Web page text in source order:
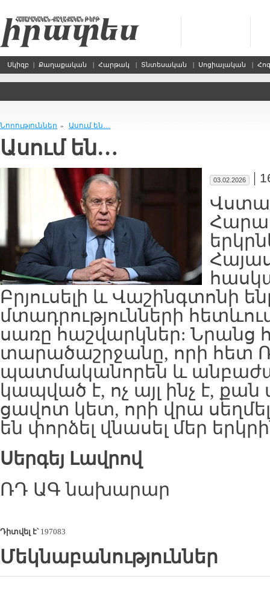
Սկիզբ | Քաղաքական | Հարթակ | Տնտեսական | Սոցիալական |
Նորություններ » Ասում են…
Ասում են…
03.02.2026 |
Բրյուսելի և Վաշինգտոնի
մտադրությունների
սառը հաշվարկներ: Նրանց
տարածաշրջանը, որի հետ
պատմականորեն և
կապված է, ոչ այլ ինչ է,
ցավոտ կետ, որի վրա
են փորձել վնասել մեր
Սերգեյ Լավրով
ՌԴ ԱԳ նախարար
Դիտվել է՝197083
Մեկնաբանություններ